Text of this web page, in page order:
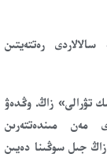
رەتتەيتىن
تۋرالى» زاڭ. وڭدەۋ
مەن مىندەتتەرىن
زاڭ جىل سوڭىنا دەيىن